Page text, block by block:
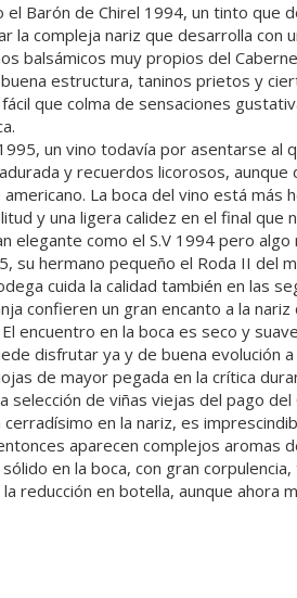
Barón de Chirel 1994, un tinto que
la compleja nariz que desarrolla con
balsámicos muy propios del
estructura, taninos prietos y
que colma de sensaciones
un vino todavía por asentarse al
y recuerdos licorosos, aunque
La boca del vino está más
y una ligera calidez en el final que
elegante como el S.V 1994 pero algo
su hermano pequeño el Roda II del
cuida la calidad también en las
confieren un gran encanto a la
encuentro en la boca es seco y
disfrutar ya y de buena evolución
de mayor pegada en la crítica
de viñas viejas del pago del
en la nariz, es
aparecen complejos aromas
en la boca, con gran
reducción en botella, aunque ahora